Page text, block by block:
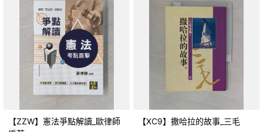
【ZZW】憲法爭點解讀_歐律師
【XC9】撒哈拉的故事_三毛